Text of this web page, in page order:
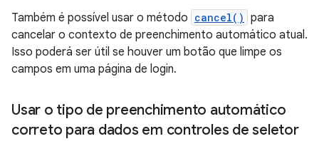
Também é possível usar o método cancel() para
cancelar o contexto de preenchimento automático atual.
Isso poderá ser útil se houver um botão que limpe os
campos em uma página de login.
Usar o tipo de preenchimento automático
correto para dados em controles de seletor